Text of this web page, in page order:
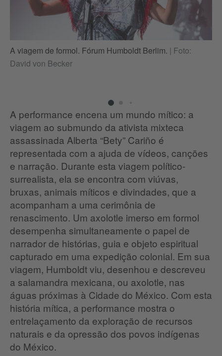
A viagem de formol. Fórum Humboldt Berlim. | Foto:
David von Becker
A performance encena um mundo mítico: a
viagem ao submundo da ativista mixteca
assassinada Alberta “Bety” Cariño é
representada com a ajuda de vídeos, canções
e narração. Durante esta viagem político-
surrealista, ela se encontra com viúvas,
bruxas, animais míticos e divindades, que a
acompanham a uma cerimônia de
renascimento. Um axolotle imerso em formol
desempenha simultaneamente o papel de
narrador de histórias, guia e objeto espiritual
capturado em uma expedição colonial. Em sua
viagem, Humboldt viu, desenhou e descreveu
a salamandra mexicana, ou axolotle, nas
águas próximas à Cidade do México. Com esta
história mítica, a performance mostra o
entrelaçamento da exploração de recursos
naturais e da opressão dos povos indígenas
do México.​